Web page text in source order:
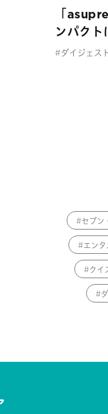
「
ンパクト
#ダイジェス
セブン
エンタ
クイ